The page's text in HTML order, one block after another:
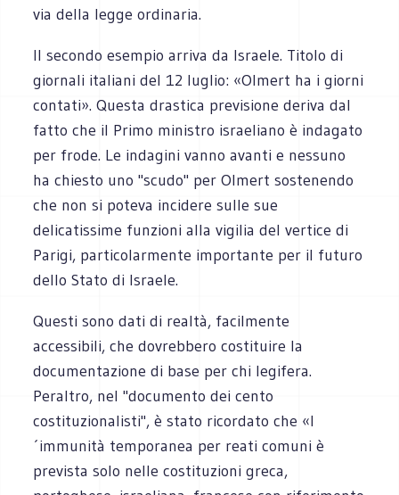
via della legge ordinaria.
Il secondo esempio arriva da Israele. Titolo di
giornali italiani del 12 luglio: «Olmert ha i giorni
contati». Questa drastica previsione deriva dal
fatto che il Primo ministro israeliano è indagato
per frode. Le indagini vanno avanti e nessuno
ha chiesto uno "scudo" per Olmert sostenendo
che non si poteva incidere sulle sue
delicatissime funzioni alla vigilia del vertice di
Parigi, particolarmente importante per il futuro
dello Stato di Israele.
Questi sono dati di realtà, facilmente
accessibili, che dovrebbero costituire la
documentazione di base per chi legifera.
Peraltro, nel "documento dei cento
costituzionalisti", è stato ricordato che «l
´immunità temporanea per reati comuni è
prevista solo nelle costituzioni greca,